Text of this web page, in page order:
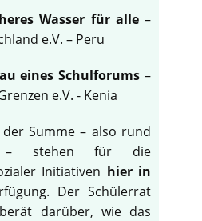
Wasser für alle–
e.V. – Peru
eines Schulforums –
e.V. - Kenia
der Summe – also rund
stehen für die
Initiativen hier in
Der Schülerrat
darüber, wie das